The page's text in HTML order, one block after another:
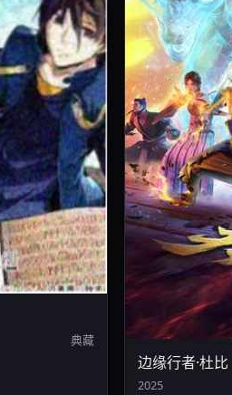
典藏
边缘行者·杜比
2025